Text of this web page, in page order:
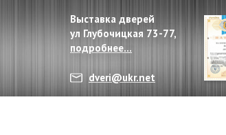
Выставка дверей
ул Глубочицкая 73-77,
подробнее...
dveri@ukr.net